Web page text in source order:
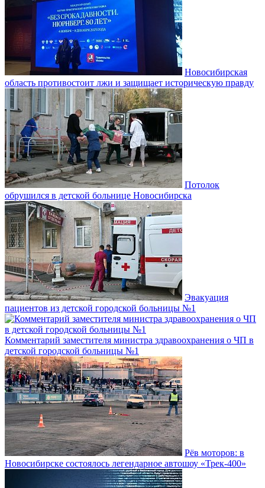
Новосибирская
область противостоит лжи и защищает историческую правду
Потолок
обрушился в детской больнице Новосибирска
Эвакуация
пациентов из детской городской больницы №1
Комментарий заместителя министра здравоохранения о ЧП в
детской городской больницы №1
Рёв моторов: в
Новосибирске состоялось легендарное автошоу «Трек-400»